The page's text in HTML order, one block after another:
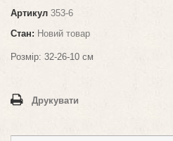
Артикул 353-6
Стан: Новий товар
Розмір: 32-26-10 см
Друкувати